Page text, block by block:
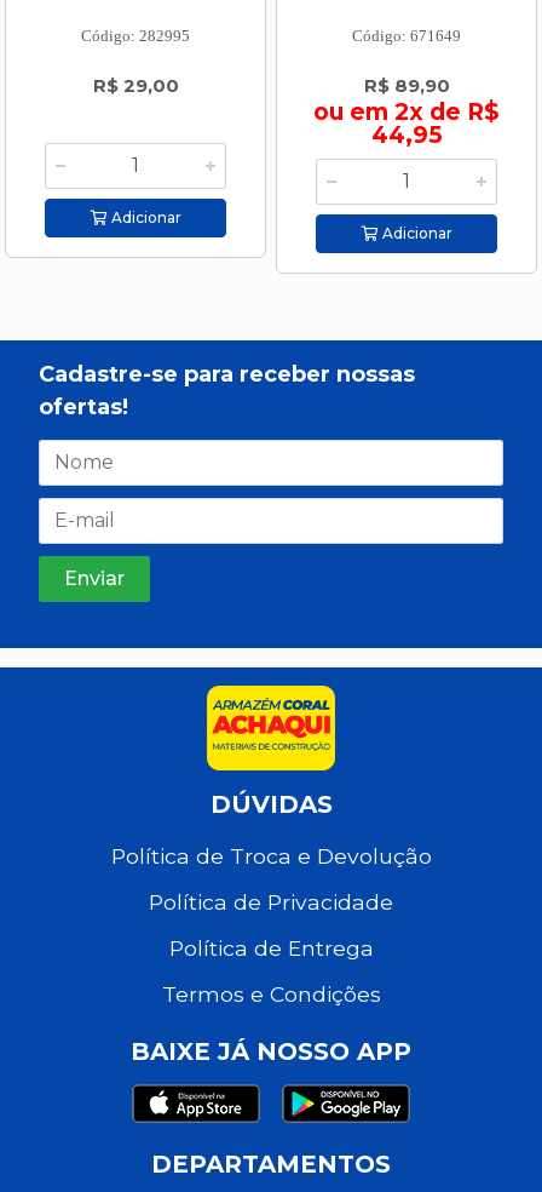
Código: 282995
R$ 29,00
Adicionar
Código: 671649
R$ 89,90
ou em 2x de R$
44,95
Adicionar
Cadastre-se para receber nossas
ofertas!
DÚVIDAS
Política de Troca e Devolução
Política de Privacidade
Política de Entrega
Termos e Condições
BAIXE JÁ NOSSO APP
DEPARTAMENTOS